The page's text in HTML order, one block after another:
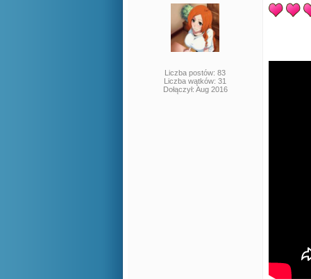
Liczba postów: 83
Liczba wątków: 31
Dołączył: Aug 2016